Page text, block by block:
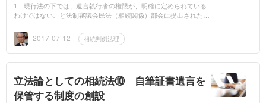
1 現行法の下では、遺言執行者の権限が、明確に定められている
わけではないこと法制審議会民法（相続関係）部会に提出された資
定まるといわれ...
2017-07-12 相続判例法理
立法論としての相続法⑩ 自筆証書遺言を
保管する制度の創設